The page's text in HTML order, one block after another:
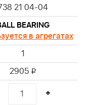
21 04-04
BEARING
в агрегатах
1
2905 i
+